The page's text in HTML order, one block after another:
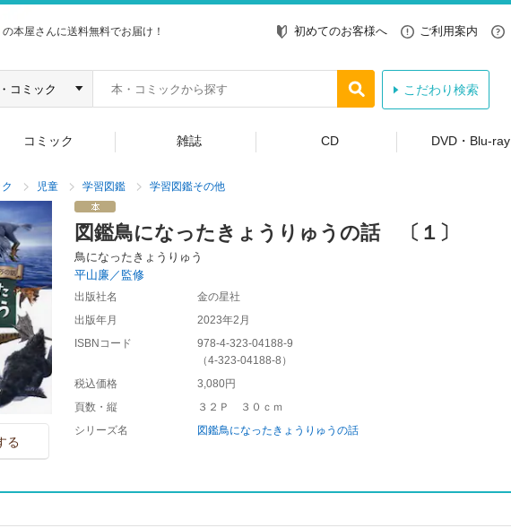
本屋さんに送料無料でお届け！ 初めてのお客様へ ご利用案内
こだわり検索
コミック 雑誌 CD DVD・Blu-ray
児童 学習図鑑 学習図鑑その他
る
図鑑鳥になったきょうりゅうの話 〔１〕
鳥になったきょうりゅう
平山廉／監修
出版社名
金の星社
出版年月
2023年2月
ISBNコード
978-4-323-04188-9
（4-323-04188-8 ）
税込価格
3,080円
頁数・縦
３２Ｐ ３０ｃｍ
シリーズ名
図鑑鳥になったきょうりゅうの話